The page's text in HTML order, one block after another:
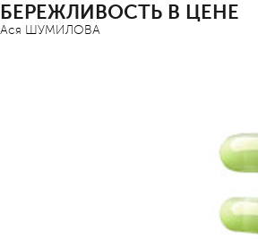
БЕРЕЖЛИВОСТЬ В ЦЕНЕ
Ася ШУМИЛОВА